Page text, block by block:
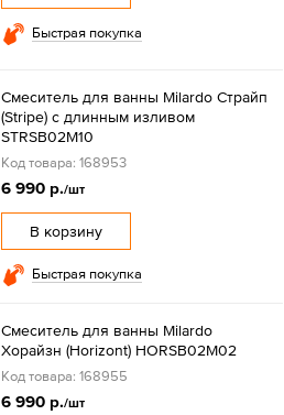
Быстрая покупка
Смеситель для ванны Milardo Страйп
(Stripe) с длинным изливом
STRSB02M10
Код товара: 168953
6 990 р./шт
В корзину
Быстрая покупка
Смеситель для ванны Milardo
Хорайзн (Horizont) HORSB02M02
Код товара: 168955
6 990 р./шт